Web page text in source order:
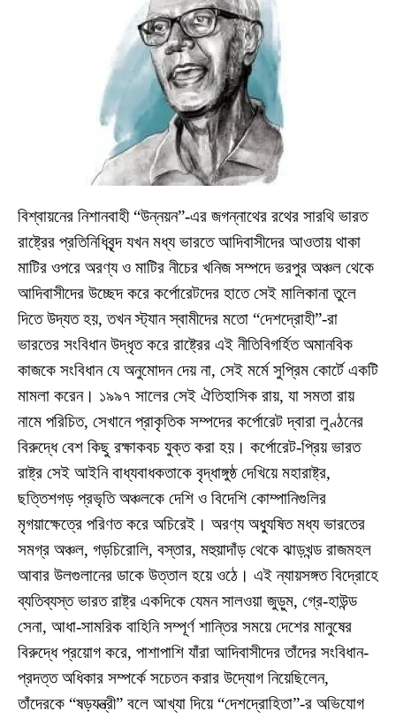
বিশ্বায়নের নিশানবাহী “উন্নয়ন”-এর জগন্নাথের রথের সারথি ভারত
রাষ্ট্রের প্রতিনিধিবৃন্দ যখন মধ্য ভারতে আদিবাসীদের আওতায় থাকা
মাটির ওপরে অরণ্য ও মাটির নীচের খনিজ সম্পদে ভরপুর অঞ্চল থেকে
আদিবাসীদের উচ্ছেদ করে কর্পোরেটদের হাতে সেই মালিকানা তুলে
দিতে উদ্যত হয়, তখন স্ট্যান স্বামীদের মতো “দেশদ্রোহী”-রা
ভারতের সংবিধান উদ্ধৃত করে রাষ্ট্রের এই নীতিবিগর্হিত অমানবিক
কাজকে সংবিধান যে অনুমোদন দেয় না, সেই মর্মে সুপ্রিম কোর্টে একটি
মামলা করেন। ১৯৯৭ সালের সেই ঐতিহাসিক রায়, যা সমতা রায়
নামে পরিচিত, সেখানে প্রাকৃতিক সম্পদের কর্পোরেট দ্বারা লুণ্ঠনের
বিরুদ্ধে বেশ কিছু রক্ষাকবচ যুক্ত করা হয়। কর্পোরেট-প্রিয় ভারত
রাষ্ট্র সেই আইনি বাধ্যবাধকতাকে বৃদ্ধাঙ্গুষ্ঠ দেখিয়ে মহারাষ্ট্র,
ছত্তিশগড় প্রভৃতি অঞ্চলকে দেশি ও বিদেশি কোম্পানিগুলির
মৃগয়াক্ষেত্রে পরিণত করে অচিরেই। অরণ্য অধ্যুষিত মধ্য ভারতের
সমগ্র অঞ্চল, গড়চিরোলি, বস্তার, মহুয়াদাঁড় থেকে ঝাড়খন্ড রাজমহল
আবার উলগুলানের ডাকে উত্তাল হয়ে ওঠে। এই ন্যায়সঙ্গত বিদ্রোহে
ব্যতিব্যস্ত ভারত রাষ্ট্র একদিকে যেমন সালওয়া জুড়ুম, গ্রে-হাউন্ড
সেনা, আধা-সামরিক বাহিনি সম্পূর্ণ শান্তির সময়ে দেশের মানুষের
বিরুদ্ধে প্রয়োগ করে, পাশাপাশি যাঁরা আদিবাসীদের তাঁদের সংবিধান-
প্রদত্ত অধিকার সম্পর্কে সচেতন করার উদ্যোগ নিয়েছিলেন,
তাঁদেরকে “ষড়যন্ত্রী” বলে আখ্যা দিয়ে “দেশদ্রোহিতা”-র অভিযোগ